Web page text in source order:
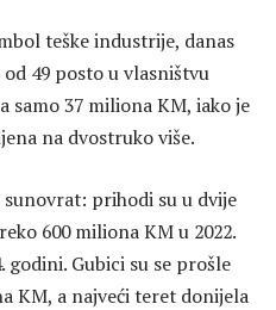
teške industrije, danas
od 49 posto u vlasništvu
samo 37 miliona KM, iako je
na dvostruko više.
prihodi su u dvije
600 miliona KM u 2022.
godini. Gubici su se prošle
KM, a najveći teret donijela